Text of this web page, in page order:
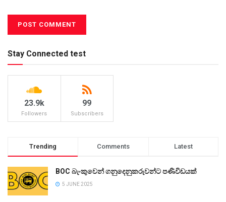
Stay Connected test
23.9k
Followers
99
Subscribers
Trending Comments Latest
BOC බැංකුවෙන් ගනුදෙනුකරුවන්ට පණිවිඩයක්
5 JUNE 2025